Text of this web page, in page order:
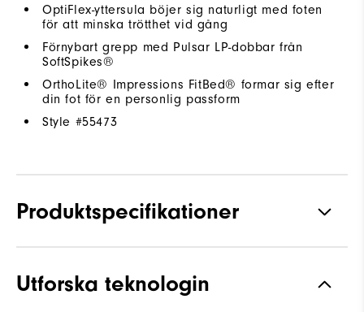
OptiFlex-yttersula böjer sig naturligt med foten
för att minska trötthet vid gång
Förnybart grepp med Pulsar LP-dobbar från
SoftSpikes®
OrthoLite® Impressions FitBed® formar sig efter
din fot för en personlig passform
Style #55473
Produktspecifikationer
StratoFoam | Lättskött
Utforska teknologin